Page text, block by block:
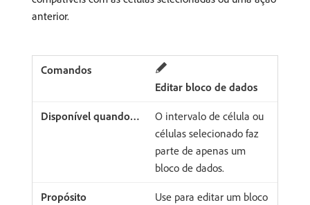
anterior.
Editar bloco de dados
O intervalo de célula ou
células selecionado faz
parte de apenas um
bloco de dados.
Use para editar um bloco